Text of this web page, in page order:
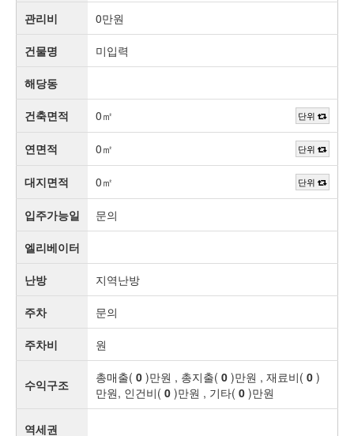
관리비 0만원
건물명 미입력
해당동
건축면적 0㎡ 단위
연면적 0㎡ 단위
대지면적 0㎡ 단위
입주가능일 문의
엘리베이터
난방 지역난방
주차 문의
주차비 원
수익구조 총매출( 0 )만원 , 총지출( 0 )만원 , 재료비( 0 )
만원, 인건비( 0 )만원 , 기타( 0 )만원
역세권